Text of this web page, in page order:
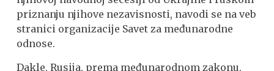
priznanju njihove nezavisnosti, navodi se na veb
stranici organizacije Savet za međunarodne
odnose.
Dakle, Rusija, prema međunarodnom zakonu,